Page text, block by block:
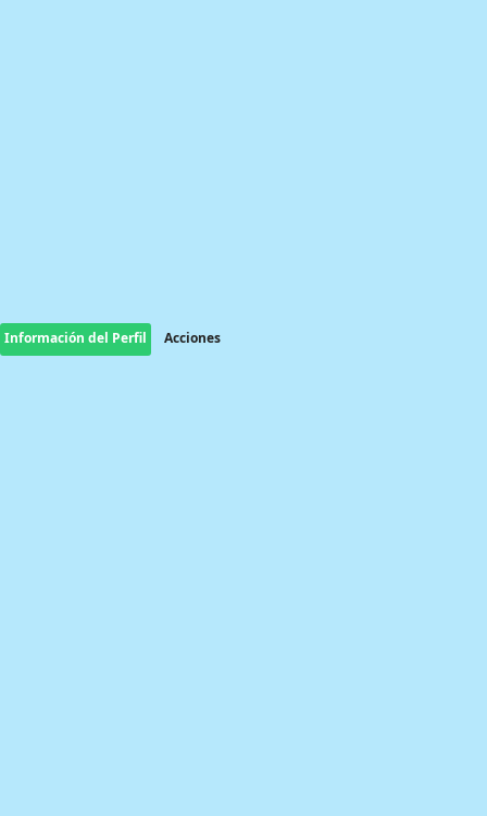
Información del Perfil Acciones